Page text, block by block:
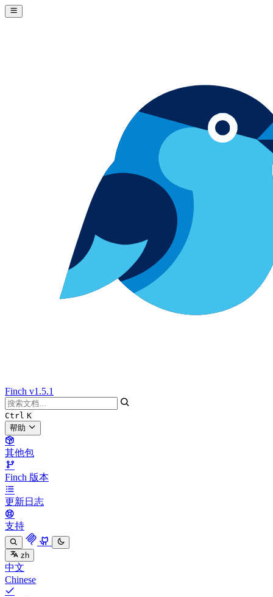
Skip to content
Finch v1.5.1
Ctrl K
帮助
其他包
Finch 版本
更新日志
支持
zh
中文
Chinese